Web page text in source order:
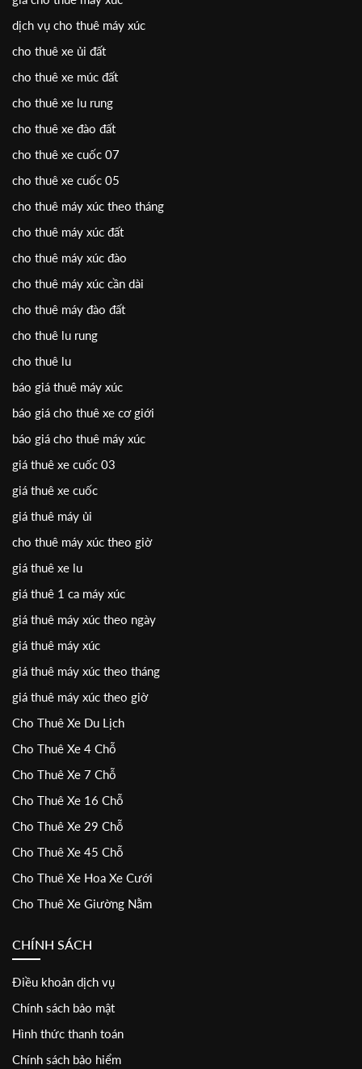
dịch vụ cho thuê máy xúc
cho thuê xe ủi đất
cho thuê xe múc đất
cho thuê xe lu rung
cho thuê xe đào đất
cho thuê xe cuốc 07
cho thuê xe cuốc 05
cho thuê máy xúc theo tháng
cho thuê máy xúc đất
cho thuê máy xúc đào
cho thuê máy xúc cần dài
cho thuê máy đào đất
cho thuê lu rung
cho thuê lu
báo giá thuê máy xúc
báo giá cho thuê xe cơ giới
báo giá cho thuê máy xúc
giá thuê xe cuốc 03
giá thuê xe cuốc
giá thuê máy ủi
cho thuê máy xúc theo giờ
giá thuê xe lu
giá thuê 1 ca máy xúc
giá thuê máy xúc theo ngày
giá thuê máy xúc
giá thuê máy xúc theo tháng
giá thuê máy xúc theo giờ
Cho Thuê Xe Du Lịch
Cho Thuê Xe 4 Chỗ
Cho Thuê Xe 7 Chỗ
Cho Thuê Xe 16 Chỗ
Cho Thuê Xe 29 Chỗ
Cho Thuê Xe 45 Chỗ
Cho Thuê Xe Hoa Xe Cưới
Cho Thuê Xe Giường Nằm
CHÍNH SÁCH
Điều khoản dịch vụ
Chính sách bảo mật
Hình thức thanh toán
Chính sách bảo hiểm